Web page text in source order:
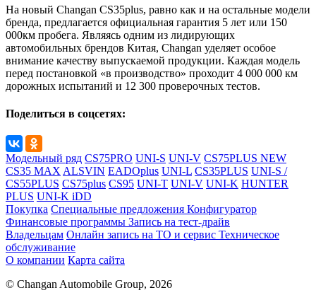
На новый Changan CS35plus, равно как и на остальные модели
бренда, предлагается официальная гарантия 5 лет или 150
000км пробега. Являясь одним из лидирующих
автомобильных брендов Китая, Changan уделяет особое
внимание качеству выпускаемой продукции. Каждая модель
перед постановкой «в производство» проходит 4 000 000 км
дорожных испытаний и 12 300 проверочных тестов.
Поделиться в соцсетях:
Модельный ряд CS75PRO UNI-S UNI-V CS75PLUS NEW
CS35 MAX ALSVIN EADOplus UNI-L CS35PLUS UNI-S /
CS55PLUS CS75plus CS95 UNI-T UNI-V UNI-K HUNTER
PLUS UNI-K iDD
Покупка Специальные предложения Конфигуратор
Финансовые программы Запись на тест-драйв
Владельцам Онлайн запись на ТО и сервис Техническое
обслуживание
О компании Карта сайта
© Changan Automobile Group, 2026